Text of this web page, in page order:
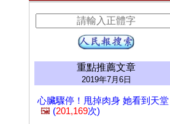
重點推薦文章
2019年7月6日
心臟驟停！甩掉肉身 她看到天堂
🖼️ (201,169次)